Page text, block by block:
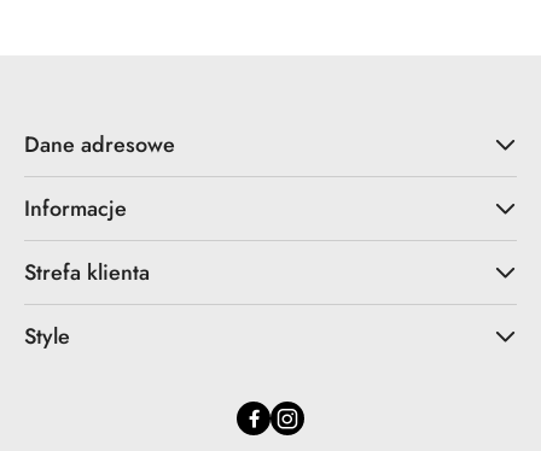
Dane adresowe
Informacje
Strefa klienta
Style